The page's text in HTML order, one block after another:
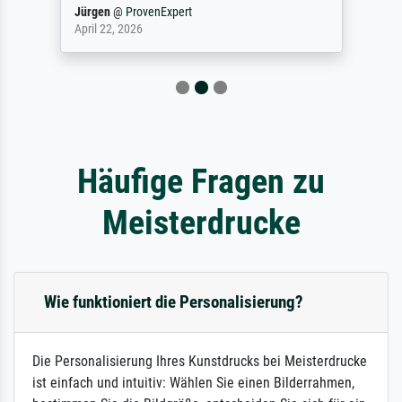
Jürgen@ ProvenExpert
April 22, 2026
Häufige Fragen zu
Meisterdrucke
Wie funktioniert die Personalisierung?
Die Personalisierung Ihres Kunstdrucks bei Meisterdrucke
ist einfach und intuitiv: Wählen Sie einen Bilderrahmen,